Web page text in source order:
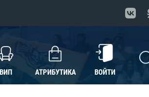
ВИП АТРИБУТИКА ВОЙТИ